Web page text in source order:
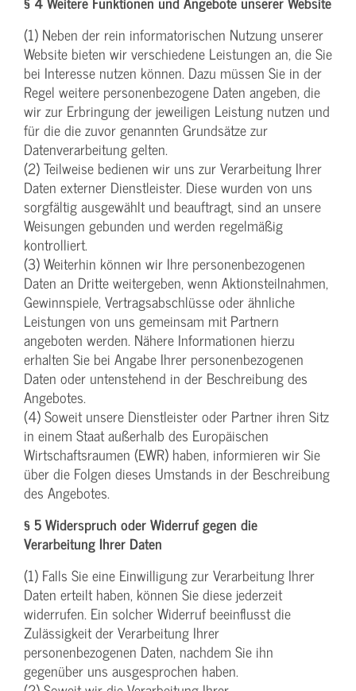
(1) Neben der rein informatorischen Nutzung unserer
Website bieten wir verschiedene Leistungen an, die Sie
bei Interesse nutzen können. Dazu müssen Sie in der
Regel weitere personenbezogene Daten angeben, die
wir zur Erbringung der jeweiligen Leistung nutzen und
für die die zuvor genannten Grundsätze zur
Datenverarbeitung gelten.
(2) Teilweise bedienen wir uns zur Verarbeitung Ihrer
Daten externer Dienstleister. Diese wurden von uns
sorgfältig ausgewählt und beauftragt, sind an unsere
Weisungen gebunden und werden regelmäßig
kontrolliert.
(3) Weiterhin können wir Ihre personenbezogenen
Daten an Dritte weitergeben, wenn Aktionsteilnahmen,
Gewinnspiele, Vertragsabschlüsse oder ähnliche
Leistungen von uns gemeinsam mit Partnern
angeboten werden. Nähere Informationen hierzu
erhalten Sie bei Angabe Ihrer personenbezogenen
Daten oder untenstehend in der Beschreibung des
Angebotes.
(4) Soweit unsere Dienstleister oder Partner ihren Sitz
in einem Staat außerhalb des Europäischen
Wirtschaftsraumen (EWR) haben, informieren wir Sie
über die Folgen dieses Umstands in der Beschreibung
des Angebotes.
§ 5 Widerspruch oder Widerruf gegen die
Verarbeitung Ihrer Daten
(1) Falls Sie eine Einwilligung zur Verarbeitung Ihrer
Daten erteilt haben, können Sie diese jederzeit
widerrufen. Ein solcher Widerruf beeinflusst die
Zulässigkeit der Verarbeitung Ihrer
personenbezogenen Daten, nachdem Sie ihn
gegenüber uns ausgesprochen haben.